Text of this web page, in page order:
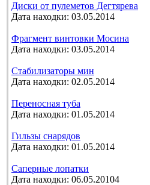
Диски от пулеметов Дегтярева
Дата находки: 03.05.2014
Фрагмент винтовки Мосина
Дата находки: 03.05.2014
Стабилизаторы мин
Дата находки: 02.05.2014
Переносная туба
Дата находки: 01.05.2014
Гильзы снарядов
Дата находки: 01.05.2014
Саперные лопатки
Дата находки: 06.05.20104